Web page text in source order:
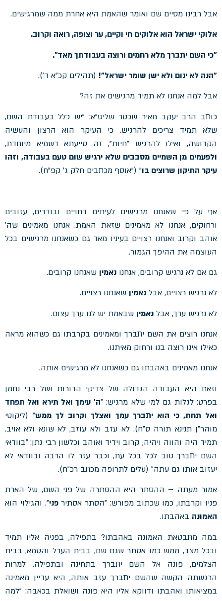
אבל רבינו מסיים שם ואומר שהאמת היא אחרת ממה שמרגישים.
אלוקי ישראל הוא אלוקים חי וקיים, ער וצופה, רואה וקרוב.
"כי השם יתברך מלא רחמים ורוצה בעבודתך מאד".
"הנה לא ינום ולא ישן שומר ישראל"! (תהילים קכ"א ד').
אבל למה אנחנו לא תמיד מרגישים את זה?
כותב הרב יעקב מאיר שכטר שליט"א: "יש כלל בעבודת השם,
שלא תמיד צריכים להרגיש. כי העיקר הוא הרצון והעשיה
הקדושה, ואילו להרגיש "חיות", זה סייעתא דשמיא מיוחדת,
ולפעמים מן השמיים מסבבים שלא ירגיש שום טעם בעבודה, וזהו
עיקר התיקון שרוצים בו" ("אוסף מכתבים חלק ג' קפ"ח).
אף על פי שאנחנו מרגישים לעיתים דחויים ובודדים, עזובים
ורחוקים, אנחנו לא מאמינים שזאת האמת. אנחנו מאמינים שה'
אוהב וקרוב ואנחנו רצויים בעיניו מאד גם כשאנחנו מרגישים בכל
העוצמה את ההיפך הגמור.
גם אם לא נרגיש קרובים, אנחנו נאמין שאנחנו קרובים.
לא נרגיש רצויים, אבל נאמין שאנחנו רצויים.
לא נרגיש ערך, אבל נאמין שבאמת יש לנו ערך עצום.
אנחנו רוצים את השם יתברך ומאמינים בקרבתו גם כשהוא מראה
כאילו אינו רוצה בנו ורחוק מאיתנו.
אנחנו מאמינים באהבתו גם כשאנחנו לא מרגישים אותה.
וזאת היא העבודה הגדולה של צדיקי הדורות ושל רבי נחמן
בפרט: לגלות גם למי שלא מרגיש: "ה' עימך ואל תירא ואל תפחד
ואל תחת, כי הוא יתברך עמך ואצלך וקרוב לך ממש" (ליקוטי
מוהר"ן תנינא תורה ס"ח). לא עזב ולא עוזב, לא שונא ולא אויב.
תמיד היה והווה ויהיה, קרוב וידיד ואוהב וכלשון רבי נתן: "בוודאי
השם יתברך טוב לכל בכל עת, וכבר עזר לו הרבה ובוודאי לא
יעזוב אותו גם עתה" (עלים לתרופה מכתב רכ"ח).
אמור מעתה – ההסתר היא ההסתרה של פני השם, של הארת
פניו וקרבתו, כמו שכתוב מפורש: "הסתר אסתירפני". והגילוי הוא
האמונה באהבתו.
במה מתבטאת האמונה באהבתו? בתפילה, בפניה אליו תמיד
ובכל מצב, ממש כמו אסתר שגם שם, בבית הערל והטמא, בבית
הצלמים, פונה אל השם יתברך בתחינה ובתפילה. למרות
הרגשתה הקשה שהשם יתברך עזב אותה, היא עדיין מאמינה
במציאותו ואהבתו ודווקא אליו היא פונה ושואלת בכאבה: "למה